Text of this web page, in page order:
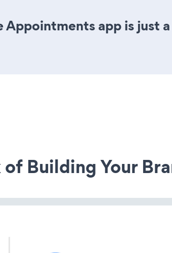
app is just
Building Your